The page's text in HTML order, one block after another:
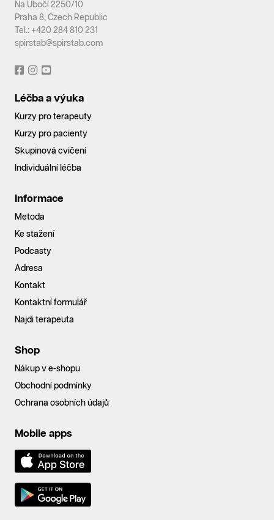
Na Úbočí 2250/10
Praha 8, Czech Republic
Tel.: +420 284 810 231
spirstab@spirstab.com
Léčba a výuka
Kurzy pro terapeuty
Kurzy pro pacienty
Skupinová cvičení
Individuální léčba
Informace
Metoda
Ke stažení
Podcasty
Adresa
Kontakt
Kontaktní formulář
Najdi terapeuta
Shop
Nákup v e-shopu
Obchodní podmínky
Ochrana osobních údajů
Mobile apps